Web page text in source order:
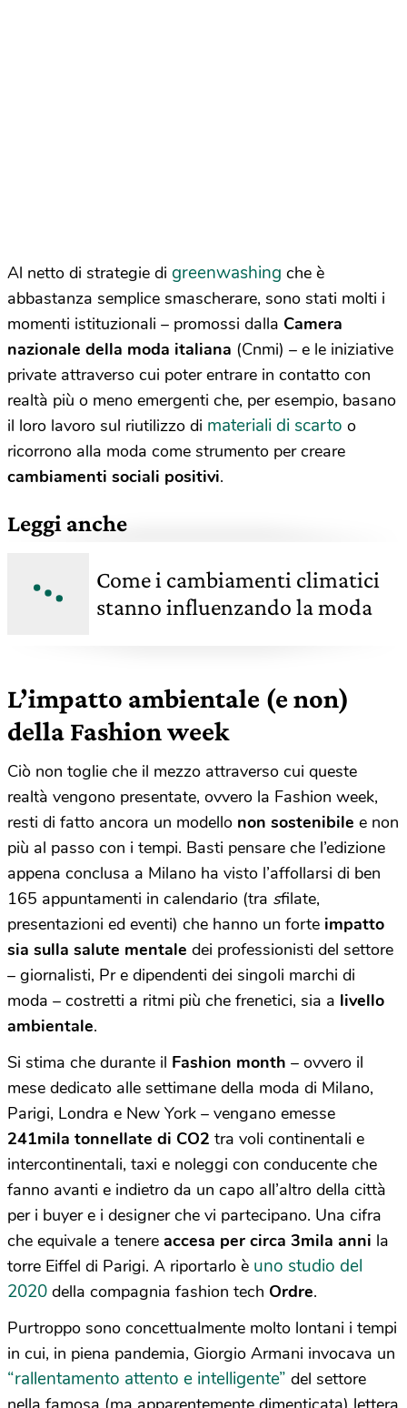
Al netto di strategie di greenwashing che è
abbastanza semplice smascherare, sono stati molti i
momenti istituzionali – promossi dalla Camera
nazionale della moda italiana (Cnmi) – e le iniziative
private attraverso cui poter entrare in contatto con
realtà più o meno emergenti che, per esempio, basano
il loro lavoro sul riutilizzo di materiali di scarto o
ricorrono alla moda come strumento per creare
cambiamenti sociali positivi.
Leggi anche
Come i cambiamenti climatici
stanno influenzando la moda
L’impatto ambientale (e non)
della Fashion week
Ciò non toglie che il mezzo attraverso cui queste
realtà vengono presentate, ovvero la Fashion week,
resti di fatto ancora un modello non sostenibile e non
più al passo con i tempi. Basti pensare che l’edizione
appena conclusa a Milano ha visto l’affollarsi di ben
165 appuntamenti in calendario (tra sfilate,
presentazioni ed eventi) che hanno un forte impatto
sia sulla salute mentale dei professionisti del settore
– giornalisti, Pr e dipendenti dei singoli marchi di
moda – costretti a ritmi più che frenetici, sia a livello
ambientale.
Si stima che durante il Fashion month – ovvero il
mese dedicato alle settimane della moda di Milano,
Parigi, Londra e New York – vengano emesse
241mila tonnellate di CO2 tra voli continentali e
intercontinentali, taxi e noleggi con conducente che
fanno avanti e indietro da un capo all’altro della città
per i buyer e i designer che vi partecipano. Una cifra
che equivale a tenere accesa per circa 3mila anni la
torre Eiffel di Parigi. A riportarlo è uno studio del
2020 della compagnia fashion tech Ordre.
Purtroppo sono concettualmente molto lontani i tempi
in cui, in piena pandemia, Giorgio Armani invocava un
“rallentamento attento e intelligente” del settore